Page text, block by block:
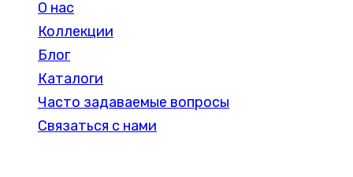
О нас
Коллекции
Блог
Каталоги
Часто задаваемые вопросы
Связаться с нами